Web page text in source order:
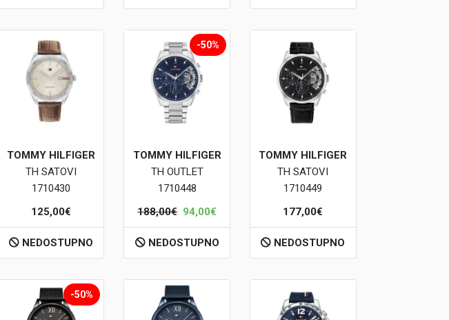
TOMMY HILFIGER
TH SATOVI
1710430
125,00€
NEDOSTUPNO
-50%
TOMMY HILFIGER
TH OUTLET
1710448
188,00€ 94,00€
NEDOSTUPNO
TOMMY HILFIGER
TH SATOVI
1710449
177,00€
NEDOSTUPNO
-50%